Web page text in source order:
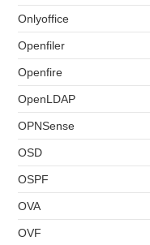
Onlyoffice
Openfiler
Openfire
OpenLDAP
OPNSense
OSD
OSPF
OVA
OVF